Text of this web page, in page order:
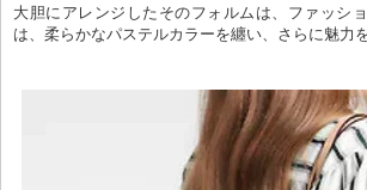
大胆にアレンジしたそのフォルムは、ファッシ
は、柔らかなパステルカラーを纏い、さらに魅力